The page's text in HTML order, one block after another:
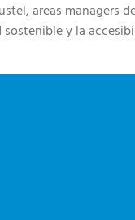
areas managers
y la